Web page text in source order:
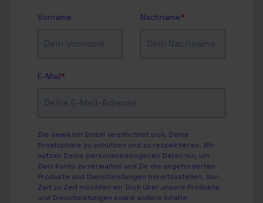
Vorname Nachname*
E-Mail*
Die sewikom GmbH verpflichtet sich, Deine
Privatsphäre zu schützen und zu respektieren. Wir
nutzen Deine personenbezogenen Daten nur, um
Dein Konto zu verwalten und Dir die angeforderten
Produkte und Dienstleistungen bereitzustellen. Von
Zeit zu Zeit möchten wir Dich über unsere Produkte
und Dienstleistungen sowie andere Inhalte